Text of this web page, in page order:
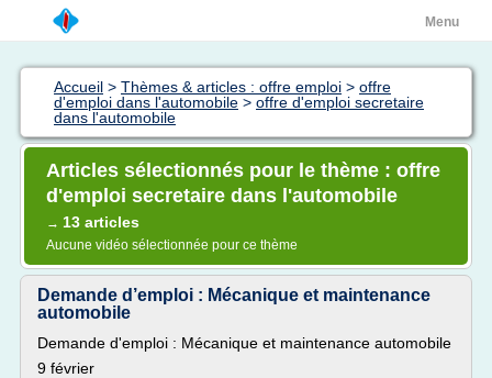
Menu
Accueil > Thèmes & articles : offre emploi > offre
d'emploi dans l'automobile > offre d'emploi secretaire
dans l'automobile
Articles sélectionnés pour le thème : offre
d'emploi secretaire dans l'automobile
→ 13 articles
Aucune vidéo sélectionnée pour ce thème
Demande d’emploi : Mécanique et maintenance
automobile
Demande d'emploi : Mécanique et maintenance automobile
9 février